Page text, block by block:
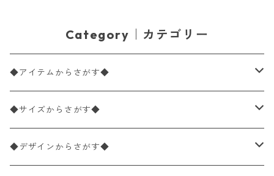
Category｜カテゴリー
◆アイテムからさがす◆
ペーパーナプキン2枚バラ売り
ペーパーナプキン1枚バラ売り
◆サイズからさがす◆
33×33cm（ランチサイズ）
◆デザインからさがす◆